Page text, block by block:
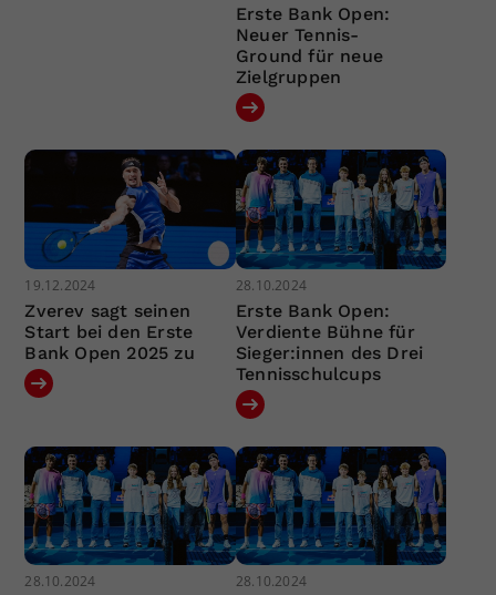
Erste Bank Open:
Neuer Tennis-
Ground für neue
Zielgruppen
19.12.2024
Zverev sagt seinen
Start bei den Erste
Bank Open 2025 zu
28.10.2024
Erste Bank Open:
Verdiente Bühne für
Sieger:innen des Drei
Tennisschulcups
28.10.2024 28.10.2024